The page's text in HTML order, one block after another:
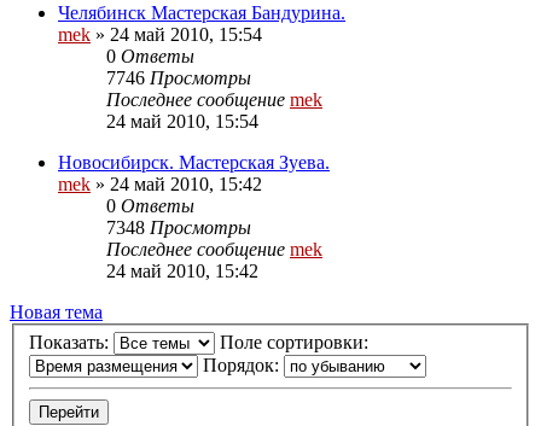
Челябинск Мастерская Бандурина.
mek » 24 май 2010, 15:54
0 Ответы
7746 Просмотры
Последнее сообщение mek
24 май 2010, 15:54
Новосибирск. Мастерская Зуева.
mek » 24 май 2010, 15:42
0 Ответы
7348 Просмотры
Последнее сообщение mek
24 май 2010, 15:42
Новая тема
Показать:
Поле сортировки:
Порядок: